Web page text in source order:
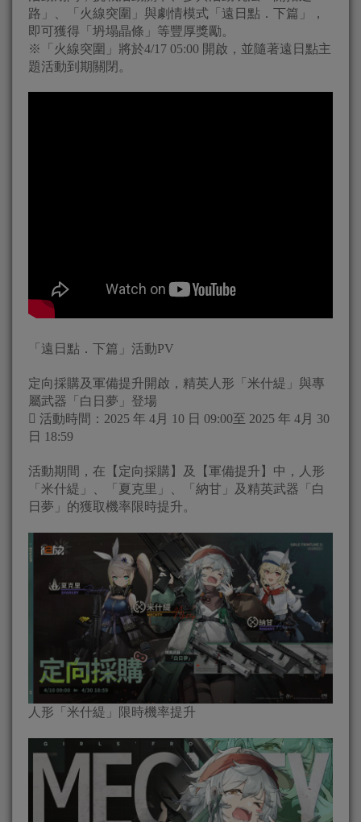
路」、「火線突圍」與劇情模式「遠日點．下篇」，
即可獲得「坍塌晶條」等豐厚獎勵。
※「火線突圍」將於4/17 05:00 開啟，並隨著遠日點主
題活動到期關閉。
「遠日點．下篇」活動PV
定向採購及軍備提升開啟，精英人形「米什緹」與專
屬武器「白日夢」登場
 活動時間：2025 年 4月 10 日 09:00至 2025 年 4月 30
日 18:59
活動期間，在【定向採購】及【軍備提升】中，人形
「米什緹」、「夏克里」、「納甘」及精英武器「白
日夢」的獲取機率限時提升。
人形「米什緹」限時機率提升